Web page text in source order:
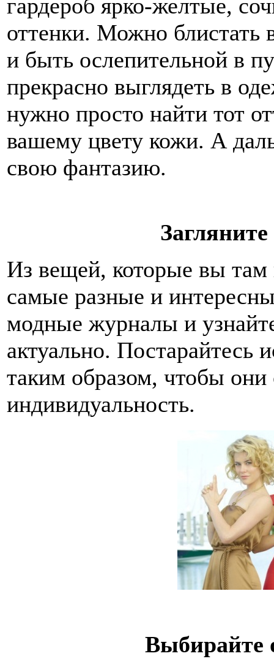
гардероб ярко-желтые,
оттенки. Можно блистать
и быть ослепительной в
прекрасно выглядеть в
нужно просто найти тот
вашему цвету кожи. А
свою фантазию.
Из вещей, которые вы там
самые разные и
модные журналы и
актуально. Постарайтесь
таким образом, чтобы
индивидуальность.
Выбирайте